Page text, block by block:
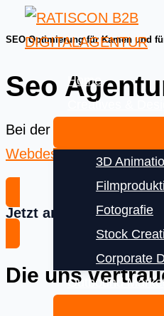
Skip
to
Home
Creatives &
3D
Fotografie
Stock
Corporate
Outbound
SEO Optimierung für Kamen und
Seo
Bei der
Webdesignund
Jetzt anfragen
Die uns